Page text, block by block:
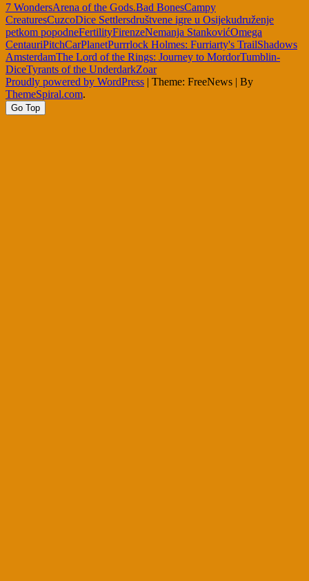
7 WondersArena of the Gods.Bad BonesCampy
CreaturesCuzcoDice Settlersdruštvene igre u Osijekudruženje
petkom popodneFertilityFirenzeNemanja StankovićOmega
CentauriPitchCarPlanetPurrrlock Holmes: Furriarty's TrailShadows
AmsterdamThe Lord of the Rings: Journey to MordorTumblin-
DiceTyrants of the UnderdarkZoar
Proudly powered by WordPress | Theme: FreeNews | By
ThemeSpiral.com.
Go Top